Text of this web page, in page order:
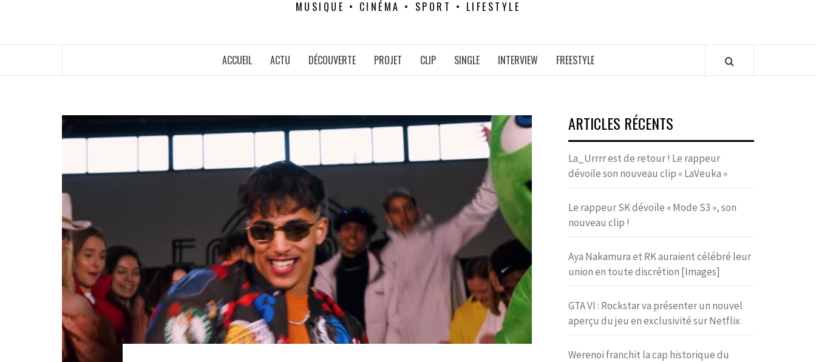
MUSIQUE • CINÉMA • SPORT • LIFESTYLE
ACCUEIL ACTU DÉCOUVERTE PROJET CLIP SINGLE INTERVIEW FREESTYLE
ARTICLES RÉCENTS
La_Urrrr est de retour ! Le rappeur
dévoile son nouveau clip « LaVeuka »
Le rappeur SK dévoile « Mode S3 », son
nouveau clip !
Aya Nakamura et RK auraient célébré leur
union en toute discrétion [Images]
GTA VI : Rockstar va présenter un nouvel
aperçu du jeu en exclusivité sur Netflix
Werenoi franchit la cap historique du